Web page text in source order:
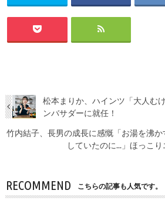
松本まりか、ハインツ「大人む
ンバサダーに就任！
竹内結子、長男の成長に感慨「お湯を沸か
していたのに...」ほっこ
RECOMMEND こちらの記事も人気です。